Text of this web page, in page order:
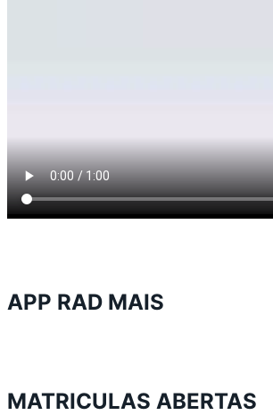
APP RAD MAIS
MATRICULAS ABERTAS